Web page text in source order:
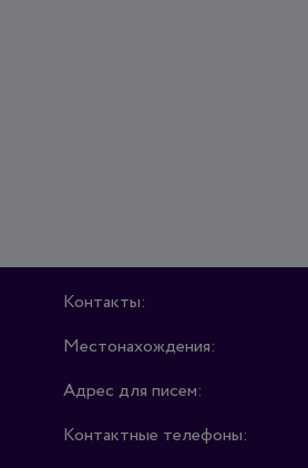
Контакты:
Местонахождения:
Адрес для писем:
Контактные телефоны: